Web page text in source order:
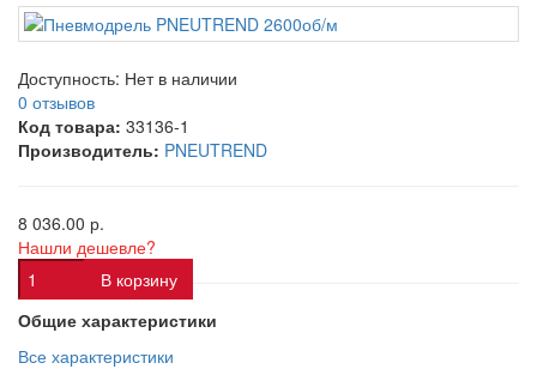
Доступность: Нет в наличии
0 отзывов
Код товара: 33136-1
Производитель: PNEUTREND
8 036.00 р.
Нашли дешевле?
В корзину
Общие характеристики
Все характеристики